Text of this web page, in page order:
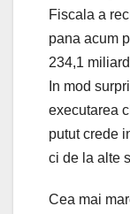
Fiscala a
pana acum
234,1
In mod
executarea
putut crede
ci de la alte
Cea mai